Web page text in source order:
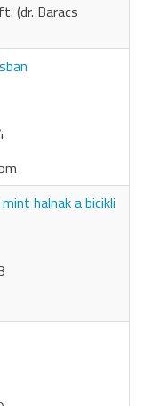
(dr. Baracs
halnak a bicikli